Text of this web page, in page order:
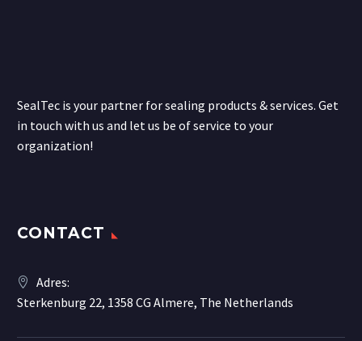
SealTec is your partner for sealing products & services. Get
in touch with us and let us be of service to your
organization!
CONTACT
Adres:
Sterkenburg 22, 1358 CG Almere, The Netherlands